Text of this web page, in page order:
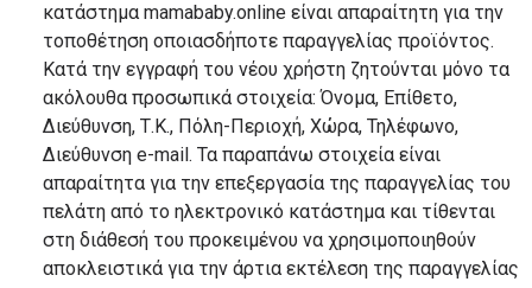
κατάστημα mamababy.online είναι απαραίτητη για την
τοποθέτηση οποιασδήποτε παραγγελίας προϊόντος.
Κατά την εγγραφή του νέου χρήστη ζητούνται μόνο τα
ακόλουθα προσωπικά στοιχεία: Όνομα, Επίθετο,
Διεύθυνση, Τ.Κ., Πόλη-Περιοχή, Χώρα, Τηλέφωνο,
Διεύθυνση e-mail. Τα παραπάνω στοιχεία είναι
απαραίτητα για την επεξεργασία της παραγγελίας του
πελάτη από το ηλεκτρονικό κατάστημα και τίθενται
στη διάθεσή του προκειμένου να χρησιμοποιηθούν
αποκλειστικά για την άρτια εκτέλεση της παραγγελίας